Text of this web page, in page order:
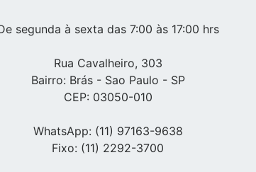
segunda à sexta das 7:00 às 17:00 hrs
Rua Cavalheiro, 303
Bairro: Brás - Sao Paulo - SP
CEP: 03050-010
WhatsApp: (11) 97163-9638
Fixo: (11) 2292-3700